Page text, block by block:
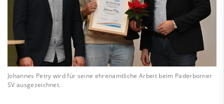
Johannes Petry wird für seine ehrenamtliche Arbeit beim Paderborner
SV ausgezeichnet.